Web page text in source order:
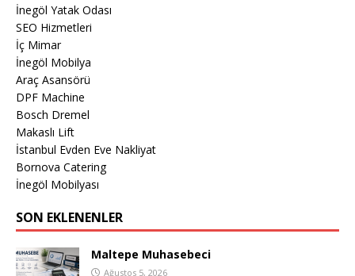
İnegöl Yatak Odası
SEO Hizmetleri
İç Mimar
İnegöl Mobilya
Araç Asansörü
DPF Machine
Bosch Dremel
Makaslı Lift
İstanbul Evden Eve Nakliyat
Bornova Catering
İnegöl Mobilyası
SON EKLENENLER
Maltepe Muhasebeci
Ağustos 5, 2026